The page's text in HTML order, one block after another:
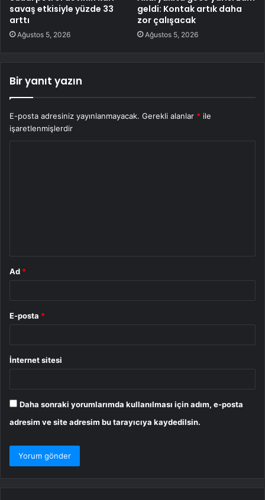
savaş etkisiyle yüzde 33
arttı
Ağustos 5, 2026
geldi: Kontak artık daha
zor çalışacak
Ağustos 5, 2026
Bir yanıt yazın
E-posta adresiniz yayınlanmayacak. Gerekli alanlar * ile
işaretlenmişlerdir
Ad *
E-posta *
İnternet sitesi
Daha sonraki yorumlarımda kullanılması için adım, e-posta
adresim ve site adresim bu tarayıcıya kaydedilsin.